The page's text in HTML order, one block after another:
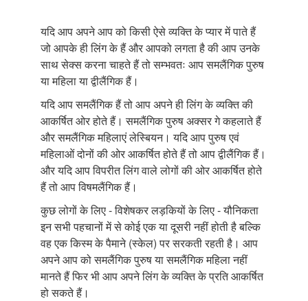
यदि आप अपने आप को किसी ऐसे व्यक्ति के प्यार में पाते हैं
जो आपके ही लिंग के हैं और आपको लगता है की आप उनके
साथ सेक्स करना चाहते हैं तो सम्भवतः आप समलैंगिक पुरुष
या महिला या द्वीलैंगिक हैं।
यदि आप समलैंगिक हैं तो आप अपने ही लिंग के व्यक्ति की
आकर्षित ओर होते हैं। समलैंगिक पुरुष अक्सर गे कहलाते हैं
और समलैंगिक महिलाएं लेस्बियन। यदि आप पुरुष एवं
महिलाओं दोनों की ओर आकर्षित होते हैं तो आप द्वीलैंगिक हैं।
और यदि आप विपरीत लिंग वाले लोगों की ओर आकर्षित होते
हैं तो आप विषमलैंगिक हैं।
कुछ लोगों के लिए - विशेषकर लड़कियों के लिए - यौनिकता
इन सभी पहचानों में से कोई एक या दूसरी नहीं होती है बल्कि
वह एक किस्म के पैमाने (स्केल) पर सरकती रहती है। आप
अपने आप को समलैंगिक पुरुष या समलैंगिक महिला नहीं
मानते हैं फिर भी आप अपने लिंग के व्यक्ति के प्रति आकर्षित
हो सकते हैं।